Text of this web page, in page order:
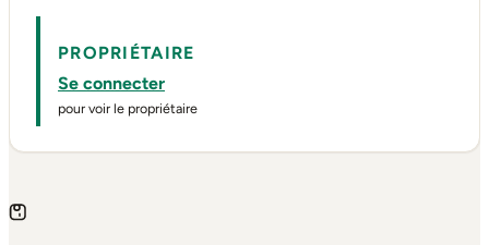
PROPRIÉTAIRE
Se connecter
pour voir le propriétaire